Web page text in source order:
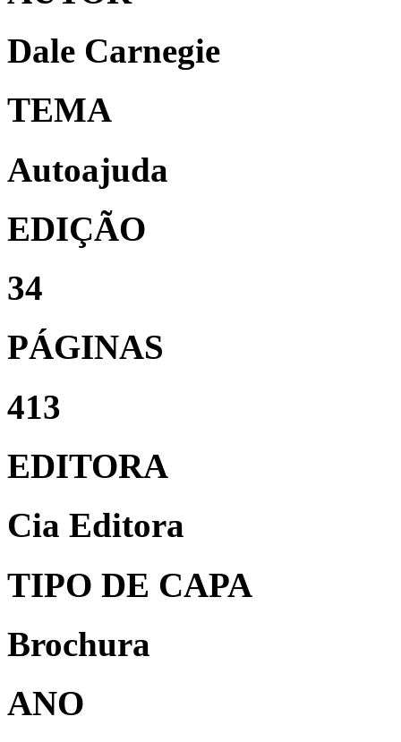
Dale Carnegie
TEMA
Autoajuda
EDIÇÃO
34
PÁGINAS
413
EDITORA
Cia Editora
TIPO DE CAPA
Brochura
ANO